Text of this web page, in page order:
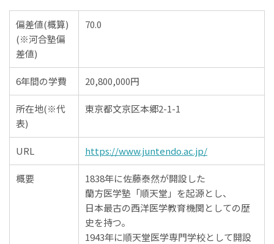
偏差値(概算)
(※河合塾偏
差値)
70.0
6年間の学費 20,800,000円
所在地(※代
表)
東京都文京区本郷2-1-1
URL https://www.juntendo.ac.jp/
概要
1838年に佐藤泰然が開設した
蘭方医学塾「順天堂」を起源とし、
日本最古の西洋医学教育機関としての歴
史を持つ。
1943年に順天堂医学専門学校として開設